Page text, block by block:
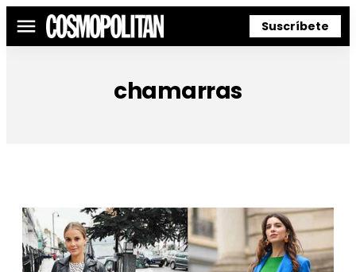
Menú Suscríbete
chamarras